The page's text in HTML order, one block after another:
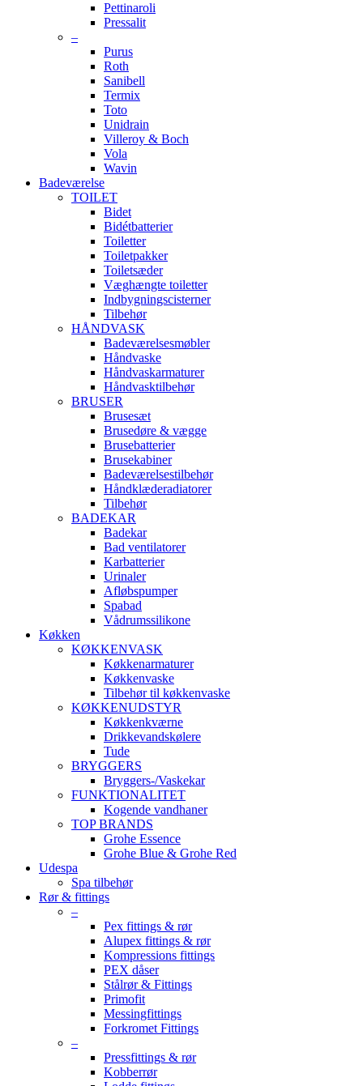
Pettinaroli
Pressalit
–
Purus
Roth
Sanibell
Termix
Toto
Unidrain
Villeroy & Boch
Vola
Wavin
Badeværelse
TOILET
Bidet
Bidétbatterier
Toiletter
Toiletpakker
Toiletsæder
Væghængte toiletter
Indbygningscisterner
Tilbehør
HÅNDVASK
Badeværelsesmøbler
Håndvaske
Håndvaskarmaturer
Håndvasktilbehør
BRUSER
Brusesæt
Brusedøre & vægge
Brusebatterier
Brusekabiner
Badeværelsestilbehør
Håndklæderadiatorer
Tilbehør
BADEKAR
Badekar
Bad ventilatorer
Karbatterier
Urinaler
Afløbspumper
Spabad
Vådrumssilikone
Køkken
KØKKENVASK
Køkkenarmaturer
Køkkenvaske
Tilbehør til køkkenvaske
KØKKENUDSTYR
Køkkenkværne
Drikkevandskølere
Tude
BRYGGERS
Bryggers-/Vaskekar
FUNKTIONALITET
Kogende vandhaner
TOP BRANDS
Grohe Essence
Grohe Blue & Grohe Red
Udespa
Spa tilbehør
Rør & fittings
–
Pex fittings & rør
Alupex fittings & rør
Kompressions fittings
PEX dåser
Stålrør & Fittings
Primofit
Messingfittings
Forkromet Fittings
–
Pressfittings & rør
Kobberrør